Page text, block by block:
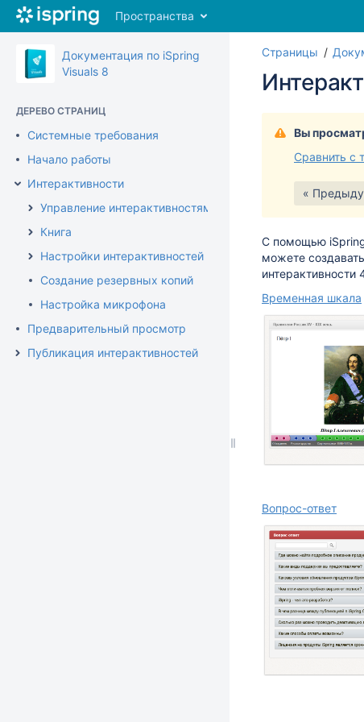
Перейти
содержимому
assistive.skiplink.to.breadcrumbs
assistive.skiplink.to.quick.search
Пространства
Документация по iSpring
Visuals 8
ДЕРЕВО СТРАНИЦ
Системные требования
Начало работы
Интерактивности
Управление интерактивностями
Книга
Настройки интерактивностей
Создание резервных копий
Настройка микрофона
Предварительный просмотр
Публикация интерактивностей
Страницы
Вы
Сравнить с
«
С помощью
можете создавать
интерактивности
Временная шкала
Вопрос-ответ